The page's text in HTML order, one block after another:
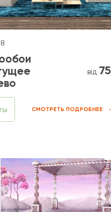
від 75
СМОТРЕТЬ ПОДРОБНЕЕ